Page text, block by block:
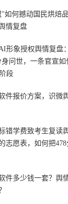
如何撼动国民烘焙
情复盘
形象授权舆情复盘
身问世，一条官宣
段
件报价方案，识微
错学费致考生复读
志愿表，如何把
件多少钱一套？舆